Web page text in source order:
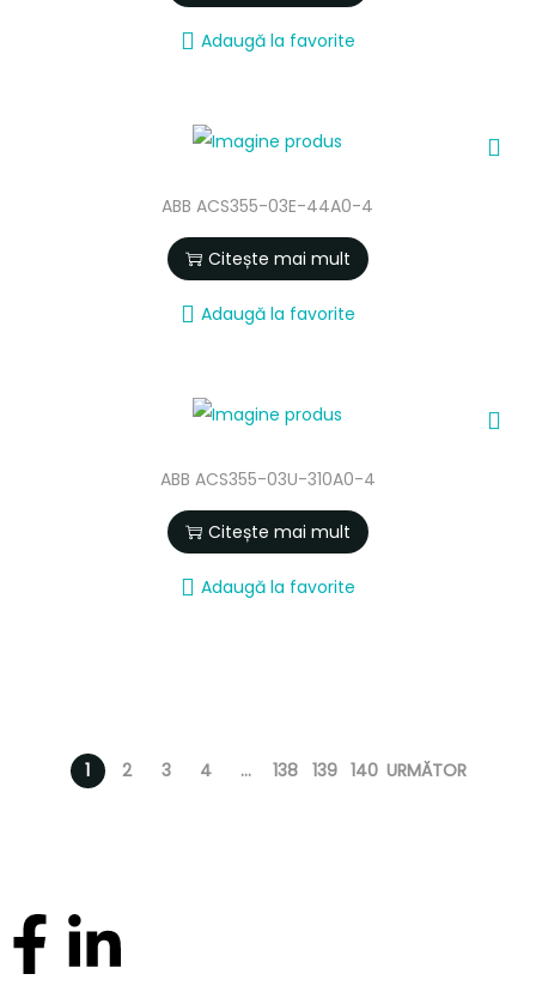
Adaugă la favorite
ABB ACS355-03E-44A0-4
Citește mai mult
Adaugă la favorite
ABB ACS355-03U-310A0-4
Citește mai mult
Adaugă la favorite
1 2 3 4 … 138 139 140 URMĂTOR